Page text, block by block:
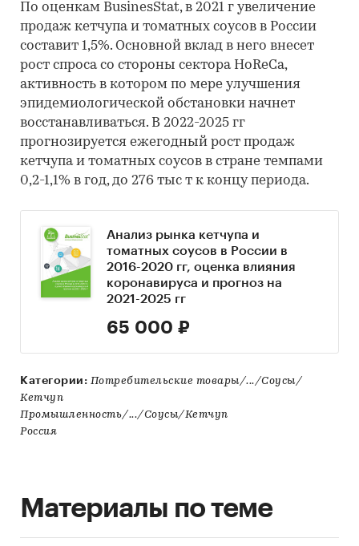
По оценкам BusinesStat, в 2021 г увеличение
продаж кетчупа и томатных соусов в России
составит 1,5%. Основной вклад в него внесет
рост спроса со стороны сектора HoReCa,
активность в котором по мере улучшения
эпидемиологической обстановки начнет
восстанавливаться. В 2022-2025 гг
прогнозируется ежегодный рост продаж
кетчупа и томатных соусов в стране темпами
0,2-1,1% в год, до 276 тыс т к концу периода.
Анализ рынка кетчупа и
томатных соусов в России в
2016-2020 гг, оценка влияния
коронавируса и прогноз на
2021-2025 гг
65 000 ₽
Категории: Потребительские товары/.../Соусы/
Кетчуп
Промышленность/.../Соусы/Кетчуп
Россия
Материалы по теме